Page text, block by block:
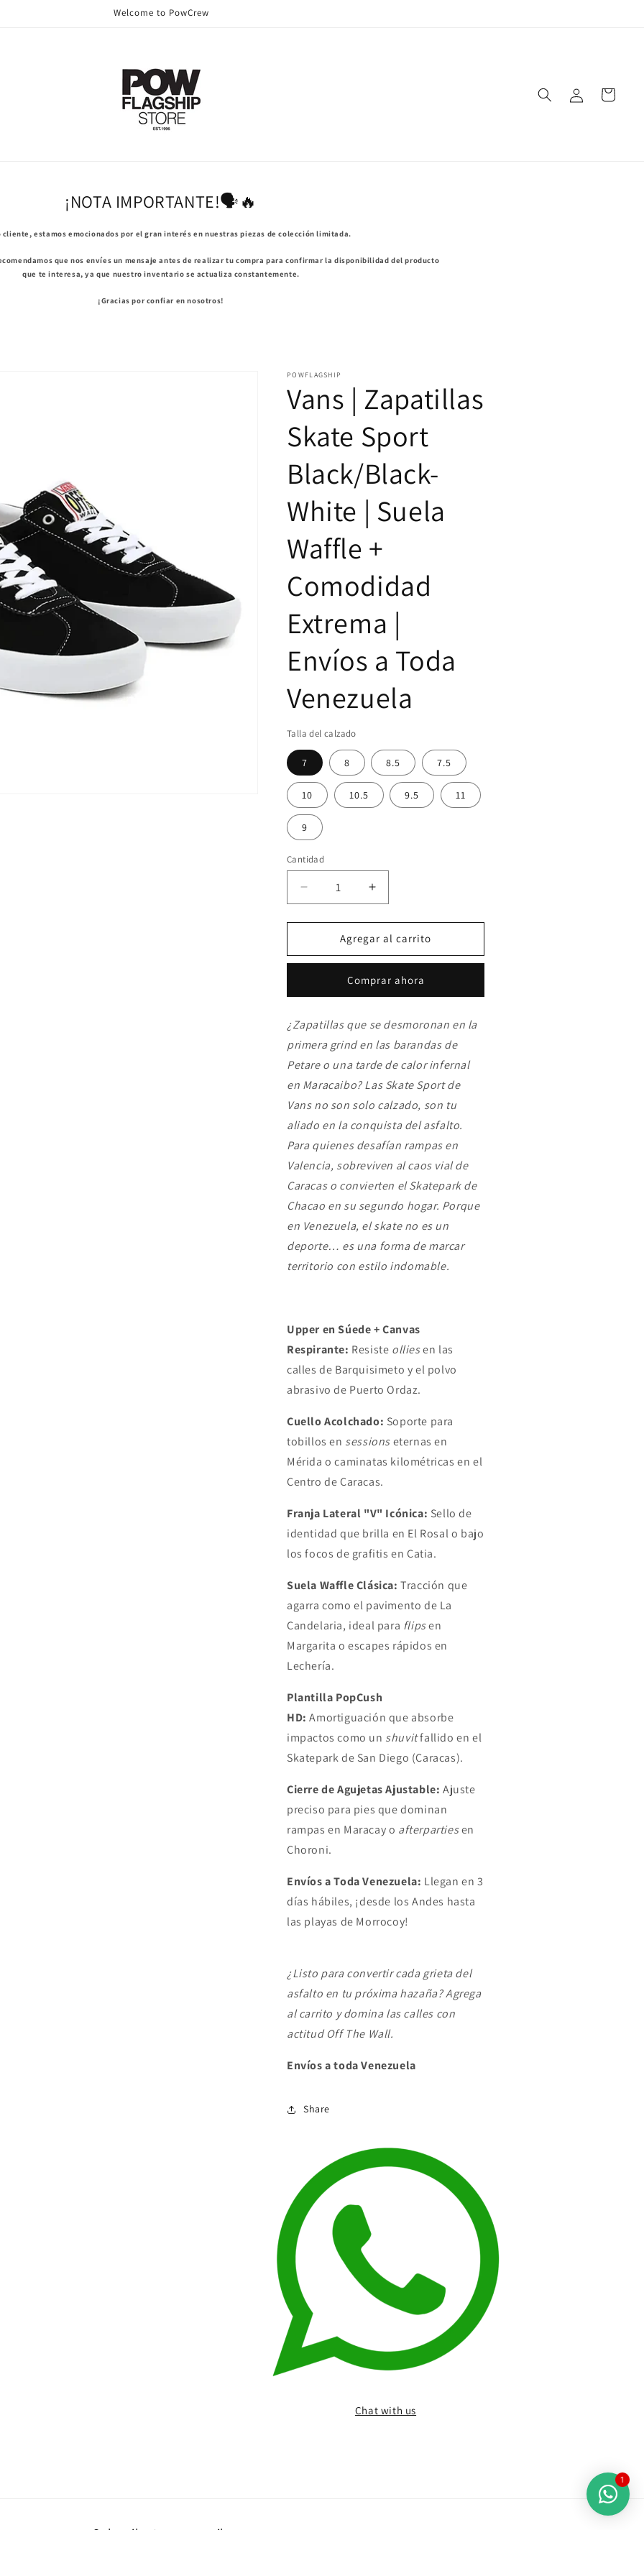
Welcome to PowCrew
sesión
Carrito
¡NOTA IMPORTANTE!🗣️🔥
cliente, estamos emocionados por el gran interés en nuestras piezas de colección limitada.
que nos envíes un mensaje antes de realizar tu compra para confirmar la disponibilidad del producto
que te interesa, ya que nuestro inventario se actualiza constantemente.
¡Gracias por confiar en nosotros!
POWFLAGSHIP
Vans | Zapatillas
Skate Sport
Black/Black-
White | Suela
Waffle +
Comodidad
Extrema |
Envíos a Toda
Venezuela
Talla del calzado
7 8 8.5 7.5
10 10.5 9.5 11
9
Cantidad
Reducir
cantidad
para
|
Sport
White
|
Suela
Waffle
+
Comodidad
Extrema
Envíos
a
Venezuela
Aumentar
cantidad
para
Vans
|
Skate
Sport
White
|
Suela
Waffle
+
Comodidad
Extrema
|
Envíos
a
Toda
Venezuela
Agregar al carrito
Comprar ahora
¿Zapatillas que se desmoronan en la
primera grinden las barandas de
Petare o una tarde de calor infernal
en Maracaibo? Las Skate Sport de
Vans no son solo calzado, son tu
aliado en la conquista del asfalto.
Para quienes desafían rampas en
Valencia, sobreviven al caos vial de
Caracas o convierten el Skatepark de
Chacao en su segundo hogar. Porque
en Venezuela, el skate no es un
deporte… es una forma de marcar
territorio con estilo indomable.
Upper en Súede + Canvas
Respirante: Resiste olliesen las
calles de Barquisimeto y el polvo
abrasivo de Puerto Ordaz.
Cuello Acolchado: Soporte para
tobillos en sessionseternas en
Mérida o caminatas kilométricas en el
Centro de Caracas.
Franja Lateral "V" Icónica: Sello de
identidad que brilla en El Rosal o bajo
los focos de grafitis en Catia.
Suela Waffle Clásica: Tracción que
agarra como el pavimento de La
Candelaria, ideal para flipsen
Margarita o escapes rápidos en
Lechería.
Plantilla PopCush
HD: Amortiguación que absorbe
impactos como un shuvitfallido en el
Skatepark de San Diego (Caracas).
Cierre de Agujetas Ajustable: Ajuste
preciso para pies que dominan
rampas en Maracay o afterpartiesen
Choroni.
Envíos a Toda Venezuela: Llegan en 3
días hábiles, ¡desde los Andes hasta
las playas de Morrocoy!
¿Listo para convertir cada grieta del
asfalto en tu próxima hazaña? Agrega
al carrito y domina las calles con
actitud Off The Wall.
Envíos a toda Venezuela
Share
Chat with us
Subscribe to our emails
1